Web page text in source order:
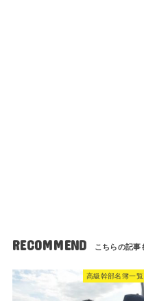
RECOMMEND
高級幹部名簿一覧